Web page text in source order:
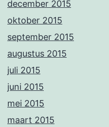
december 2015
oktober 2015
september 2015
augustus 2015
juli 2015
juni 2015
mei 2015
maart 2015